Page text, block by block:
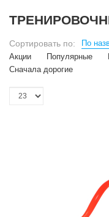
Сортировать по: По
Акции
Популярные
Сначала дорогие